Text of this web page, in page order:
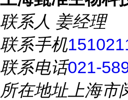
联系人 姜经理
联系手机
联系电话021-
所在地址上海市